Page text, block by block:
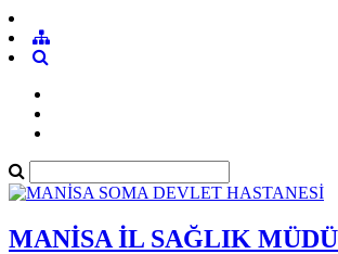
MANİSA İL SAĞLIK